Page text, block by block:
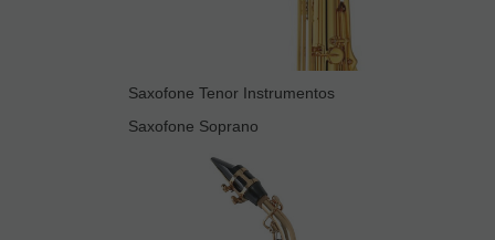
Saxofone Tenor Instrumentos
Saxofone Soprano